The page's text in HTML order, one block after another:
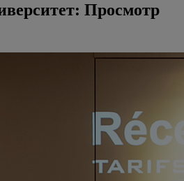
Просмотр